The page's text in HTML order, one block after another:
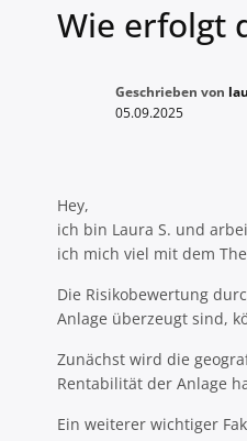
Wie erfolgt
Geschrieben von
05.09.2025
Hey,
ich bin Laura S. und
ich mich viel mit dem
Die Risikobewertung
Anlage überzeugt sind,
Zunächst wird die
Rentabilität der Anlage
Ein weiterer wichtiger